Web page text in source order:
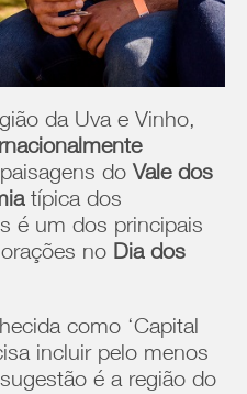
da Uva e Vinho,
do Vale dos
típica dos
é um dos principais
no Dia dos
como ‘Capital
incluir pelo menos
é a região do